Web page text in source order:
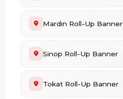
Mardin Roll-Up Banner
Sinop Roll-Up Banner
Tokat Roll-Up Banner